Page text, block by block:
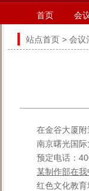
首页 会
站点首页 > 会议
在金谷大厦
南京曙光国
预定电话：
某制作部在
红色文化教